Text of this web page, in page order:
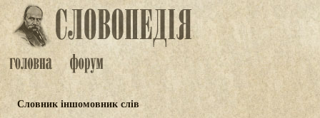
Словник іншомовник слів